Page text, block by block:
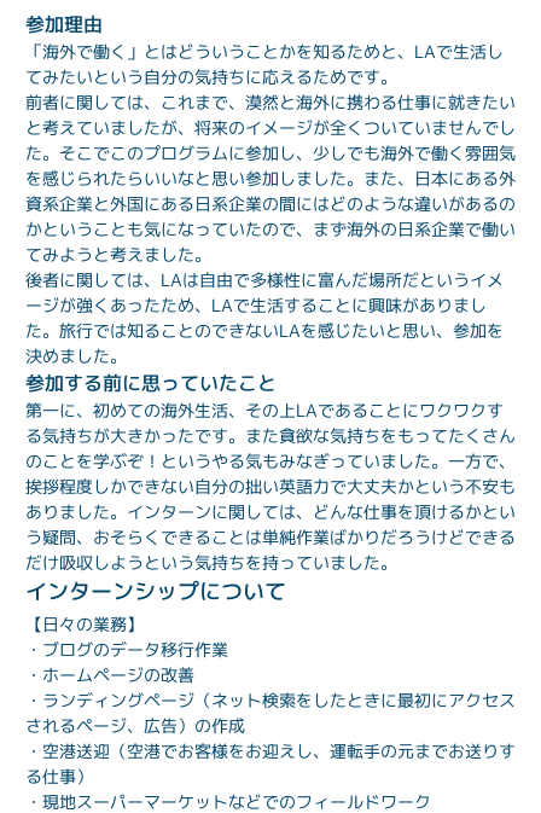
参加理由
「海外で働く」とはどういうことかを知るためと、LAで生活し
てみたいという自分の気持ちに応えるためです。
前者に関しては、これまで、漠然と海外に携わる仕事に就きたい
と考えていましたが、将来のイメージが全くついていませんでし
た。そこでこのプログラムに参加し、少しでも海外で働く雰囲気
を感じられたらいいなと思い参加しました。また、日本にある外
資系企業と外国にある日系企業の間にはどのような違いがあるの
かということも気になっていたので、まず海外の日系企業で働い
てみようと考えました。
後者に関しては、LAは自由で多様性に富んだ場所だというイメ
ージが強くあったため、LAで生活することに興味がありまし
た。旅行では知ることのできないLAを感じたいと思い、参加を
決めました。
参加する前に思っていたこと
第一に、初めての海外生活、その上LAであることにワクワクす
る気持ちが大きかったです。また貪欲な気持ちをもってたくさん
のことを学ぶぞ！というやる気もみなぎっていました。一方で、
挨拶程度しかできない自分の拙い英語力で大丈夫かという不安も
ありました。インターンに関しては、どんな仕事を頂けるかとい
う疑問、おそらくできることは単純作業ばかりだろうけどできる
だけ吸収しようという気持ちを持っていました。
インターンシップについて
【日々の業務】
・ブログのデータ移行作業
・ホームページの改善
・ランディングページ（ネット検索をしたときに最初にアクセス
されるページ、広告）の作成
・空港送迎（空港でお客様をお迎えし、運転手の元までお送りす
る仕事）
・現地スーパーマーケットなどでのフィールドワーク